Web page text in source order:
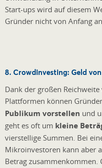
Start-ups wird auf diesem
Gründer nicht von Anfang
8. Crowdinvesting: Geld
Dank der großen
Plattformen können
Publikum vorstellen und
geht es oft um kleine
vierstellige Summen. Bei
Mikroinvestoren kann aber
Betrag